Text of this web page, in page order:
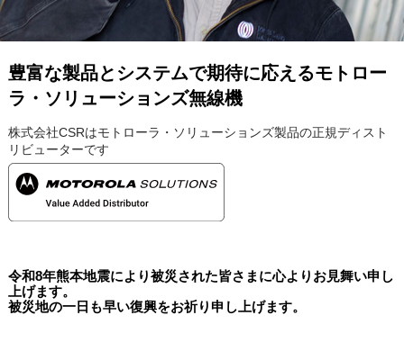
豊富な製品とシステムで期待に応えるモトロー
ラ・ソリューションズ無線機
株式会社CSRはモトローラ・ソリューションズ製品の正規ディスト
リビューターです
令和8年熊本地震により被災された皆さまに心よりお見舞い申し
上げます。
被災地の一日も早い復興をお祈り申し上げます。